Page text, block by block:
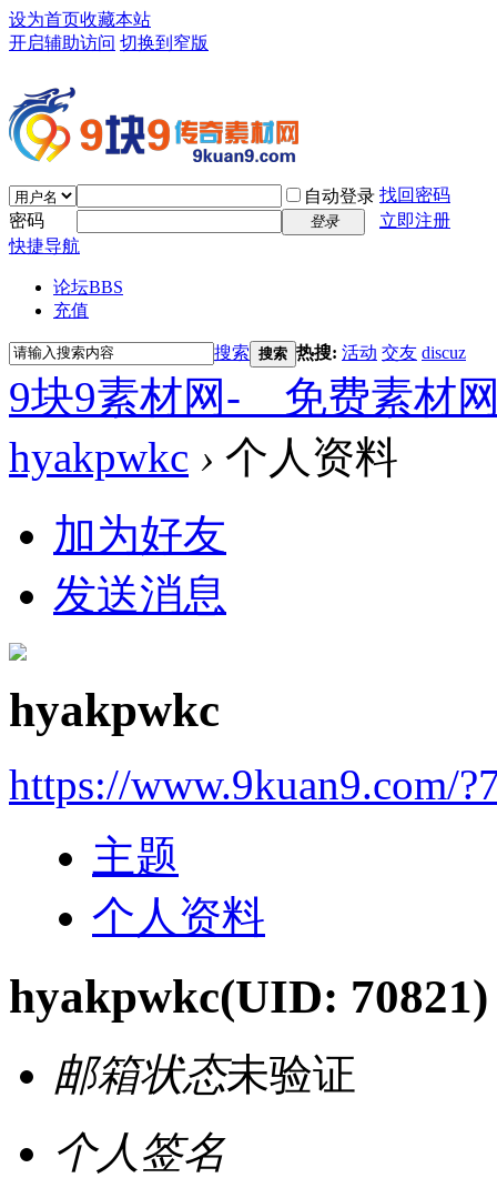
设为首页收藏本站
开启辅助访问 切换到窄版
自动登录 找回密码
密码
登录
立即注册
快捷导航
论坛BBS
充值
搜索 搜索 热搜: 活动 交友 discuz
9块9素材网-＿免费素材
hyakpwkc › 个人资料
加为好友
发送消息
hyakpwkc
https://www.9kuan9.com/
主题
个人资料
hyakpwkc(UID: 70821)
邮箱状态未验证
个人签名